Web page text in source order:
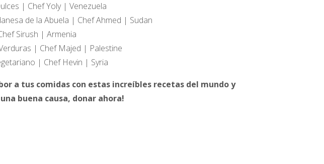
| Chef Yoly | Venezuela
de la Abuela | Chef Ahmed | Sudan
Sirush | Armenia
| Chef Majed | Palestine
| Chef Hevin | Syria
a tus comidas con estas increíbles recetas del mundo y
buena causa, donar ahora!